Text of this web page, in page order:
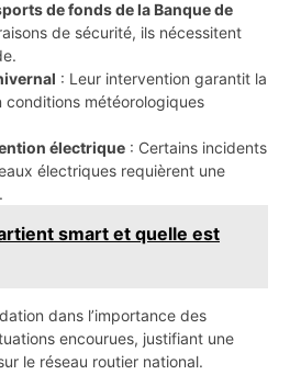
de fonds de la Banque de
de sécurité, ils nécessitent
: Leur intervention garantit la
conditions météorologiques
électrique : Certains incidents
électriques requièrent une
smart et quelle est
dans l’importance des
encourues, justifiant une
le réseau routier national.